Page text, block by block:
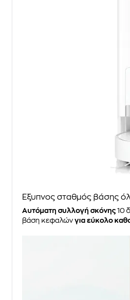
Έξυπνος σταθμός βάσης
Αυτόματη συλλογή σκόνης 10
βάση κεφαλών για εύκολο